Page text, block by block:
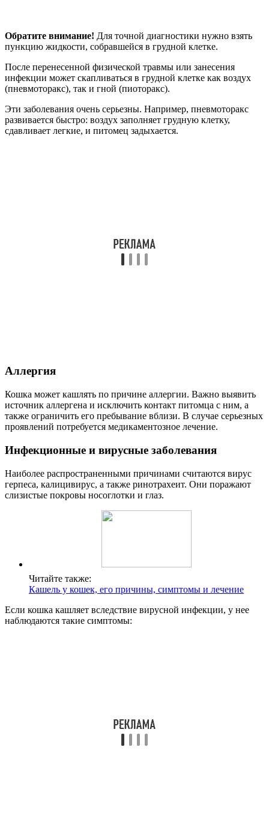
Обратите внимание! Для точной диагностики нужно взять
пункцию жидкости, собравшейся в грудной клетке.
После перенесенной физической травмы или занесения
инфекции может скапливаться в грудной клетке как воздух
(пневмоторакс), так и гной (пиоторакс).
Эти заболевания очень серьезны. Например, пневмоторакс
развивается быстро: воздух заполняет грудную клетку,
сдавливает легкие, и питомец задыхается.
Аллергия
Кошка может кашлять по причине аллергии. Важно выявить
источник аллергена и исключить контакт питомца с ним, а
также ограничить его пребывание вблизи. В случае серьезных
проявлений потребуется медикаментозное лечение.
Инфекционные и вирусные заболевания
Наиболее распространенными причинами считаются вирус
герпеса, калицивирус, а также ринотрахеит. Они поражают
слизистые покровы носоглотки и глаз.
Читайте также:
Кашель у кошек, его причины, симптомы и лечение
Если кошка кашляет вследствие вирусной инфекции, у нее
наблюдаются такие симптомы: